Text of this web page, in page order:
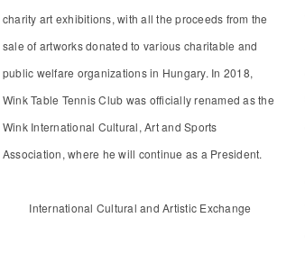
charity art exhibitions, with all the proceeds from the
sale of artworks donated to various charitable and
public welfare organizations in Hungary. In 2018,
Wink Table Tennis Club was officially renamed as the
Wink International Cultural, Art and Sports
Association, where he will continue as a President.
International Cultural and Artistic Exchange